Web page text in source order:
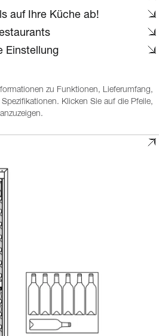
auf Ihre Küche ab!
Einstellung
zu Funktionen, Lieferumfang,
Klicken Sie auf die Pfeile,